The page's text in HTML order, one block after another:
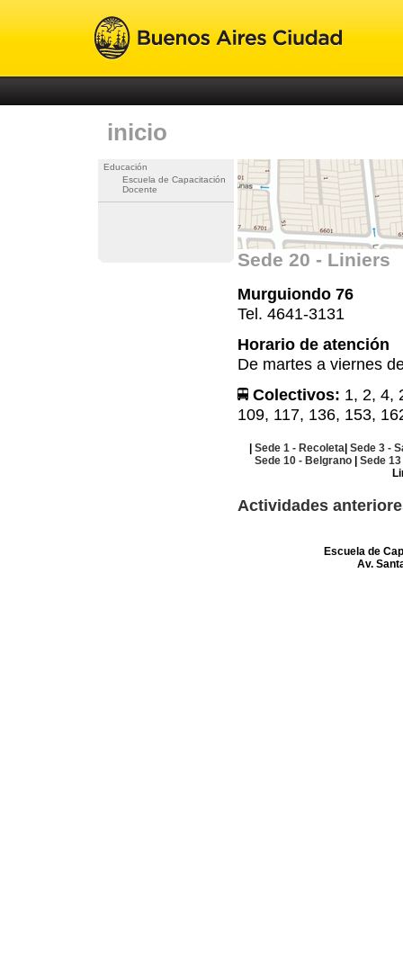
inicio
Educación
Escuela de Capacitación
Docente
Sede 20 - Liniers
Murguiondo 76
Tel. 4641-3131
Horario de atención
De martes a viernes
Colectivos: 1, 2, 4,
109, 117, 136, 153,
| Sede 1 - Recoleta| Sede 3 -
Sede 10 - Belgrano| Sede
Actividades
Escuela de
Av.